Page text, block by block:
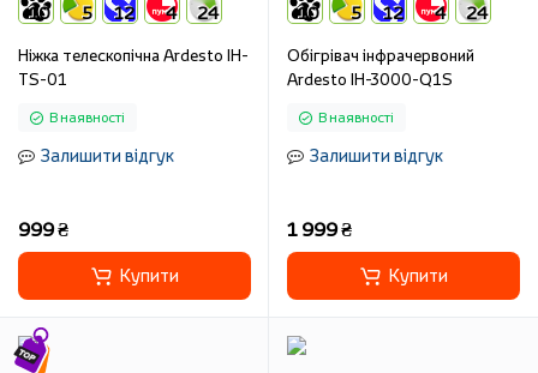
10 5 12 4 24
Ніжка телескопічна Ardesto IH-
TS-01
В наявності
Залишити відгук
999 ₴
Купити
10 5 12 4 24
Обігрівач інфрачервоний
Ardesto IH-3000-Q1S
В наявності
Залишити відгук
1 999 ₴
Купити